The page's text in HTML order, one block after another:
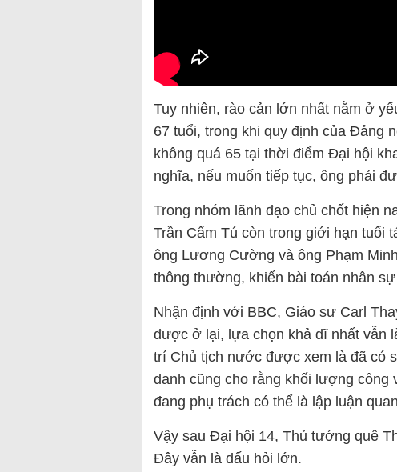
Tuy nhiên, rào cản lớn nhất nằm ở
67 tuổi, trong khi quy định của Đảng
không quá 65 tại thời điểm Đại hội
nghĩa, nếu muốn tiếp tục, ông phải
Trong nhóm lãnh đạo chủ chốt hiện
Trần Cẩm Tú còn trong giới hạn tuổi
ông Lương Cường và ông Phạm
thông thường, khiến bài toán nhân
Nhận định với BBC, Giáo sư Carl
được ở lại, lựa chọn khả dĩ nhất vẫn
trí Chủ tịch nước được xem là đã có
danh cũng cho rằng khối lượng công
đang phụ trách có thể là lập luận
Vậy sau Đại hội 14, Thủ tướng quê
Đây vẫn là dấu hỏi lớn.